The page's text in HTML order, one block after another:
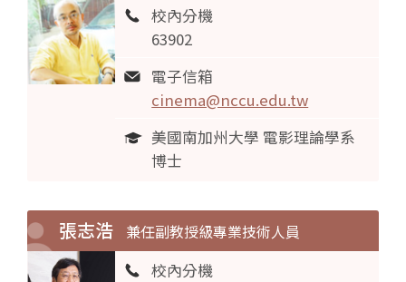
校內分機
63902
電子信箱
cinema@nccu.edu.tw
美國南加州大學 電影理論學系
博士
張志浩 兼任副教授級專業技術人員
校內分機